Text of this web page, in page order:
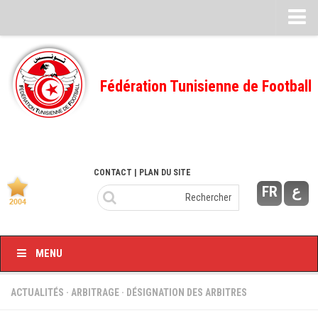
Feuille de match
FMI – 2022/2023
Ligue I – 2022/2023
Ligue I – 2020/2021
Ligue I – 2019/2020
Feuilles de match 2018/2019
Fédération Tunisienne de Football
FR ع
CONTACT | PLAN DU SITE
MENU
ACTUALITÉS · ARBITRAGE · DÉSIGNATION DES ARBITRES